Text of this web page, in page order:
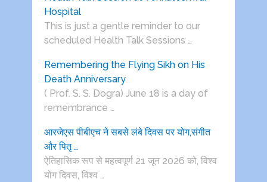
Hospital
This is just a gentle reminder to our
scheduled Health Talk Sessions …
Remembering the Flying Sikh on His
Death Anniversary
( Prof. S. S. Dogra) June 18 is a day of
remembrance …
आरजेएस पीबीएच ने सबसे लंबे दिवस पर योग,संगीत
और पितृ …
ऐतिहासिक रूप से महत्वपूर्ण 21 जून 2026 को, विश्व
योग दिवस, विश्व …